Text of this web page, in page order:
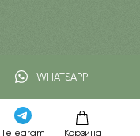
Telegram Корзина
WHATSAPP